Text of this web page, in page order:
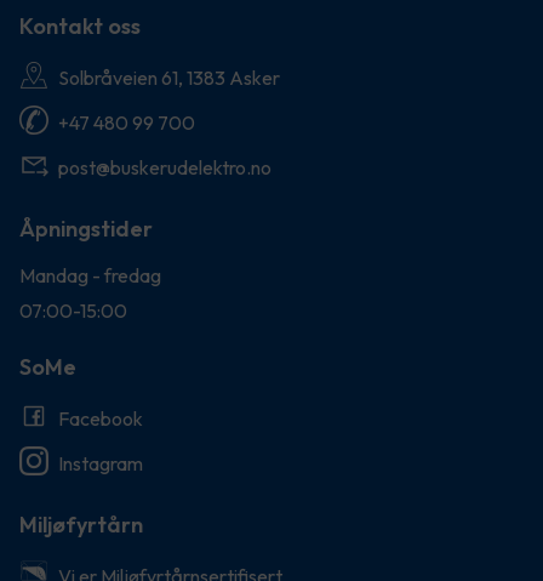
Kontakt oss
Solbråveien 61, 1383 Asker
+47 480 99 700
post@buskerudelektro.no
Åpningstider
Mandag - fredag
07:00-15:00
SoMe
Facebook
Instagram
Miljøfyrtårn